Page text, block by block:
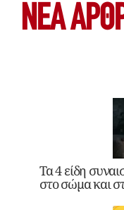
ΝΕΑ
Τα 4 είδη
στο σώμα και